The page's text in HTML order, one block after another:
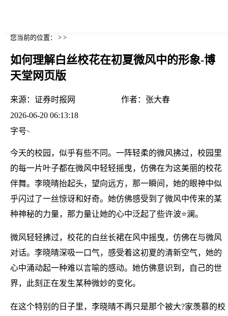
您当前的位置： > >
如何理解白丝校花在初夏微风中的形象-博
天堂网页版
来源： 证券时报网 作者： 张大春
2026-06-20 06:13:18
字号
今天的校园，似乎有些不同。一阵轻柔的微风拂过，校园里
的每一片叶子都在微风中轻轻摇曳，仿佛在为这美丽的校花
伴舞。李晓晴抬起头，望向远方，那一瞬间，她的眼神中似
乎闪过了一丝惊讶和好奇。她仿佛感受到了微风中传来的某
种神秘的力量，那力量让她的心中泛起了些许波⭐澜。
微风轻轻拂过，校花的白丝长裙在风中摇曳，仿佛在与微风
对话。李晓晴深吸一口气，感受着这初夏的清新空气，她的
心中涌动起一种难以言喻的感动。她仿佛意识到，自己的世
界，此刻正在发生某种微妙的变化。
在这个特别的日子里，李晓晴不再只是那个被大?家羡慕的校